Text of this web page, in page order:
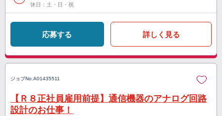
休日：土・日・祝
応募する 詳しく見る
ジョブNo. A01435511
【Ｒ８正社員雇用前提】通信機器のアナログ回路
設計のお仕事！